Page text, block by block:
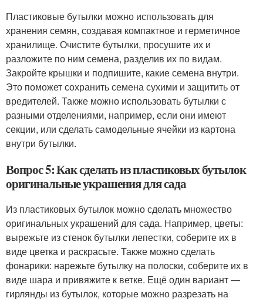
Пластиковые бутылки можно использовать для
хранения семян, создавая компактное и герметичное
хранилище. Очистите бутылки, просушите их и
разложите по ним семена, разделив их по видам.
Закройте крышки и подпишите, какие семена внутри.
Это поможет сохранить семена сухими и защитить от
вредителей. Также можно использовать бутылки с
разными отделениями, например, если они имеют
секции, или сделать самодельные ячейки из картона
внутри бутылки.
Вопрос 5: Как сделать из пластиковых бутылок
оригинальные украшения для сада
Из пластиковых бутылок можно сделать множество
оригинальных украшений для сада. Например, цветы:
вырежьте из стенок бутылки лепестки, соберите их в
виде цветка и раскрасьте. Также можно сделать
фонарики: нарежьте бутылку на полоски, соберите их в
виде шара и привяжите к ветке. Ещё один вариант —
гирлянды из бутылок, которые можно разрезать на